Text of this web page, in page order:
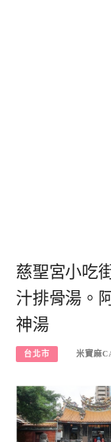
慈聖宮小吃
汁排骨湯。
神湯
台北市 米寶麻